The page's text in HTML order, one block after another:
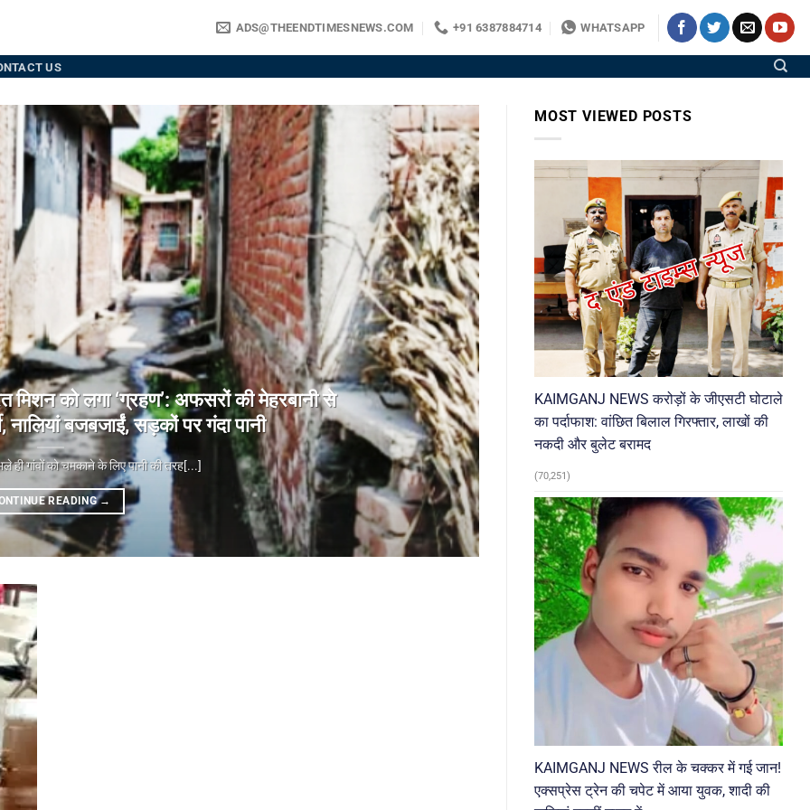
ADS@THEENDTIMESNEWS.COM +91 6387884714 WHATSAPP
US
को लगा ‘ग्रहण’: अफसरों की मेहरबानी से
नालियां बजबजाईं, सड़कों पर गंदा पानी
गांवों को चमकाने के लिए पानी की तरह[...]
READING→
MOST VIEWED POSTS
KAIMGANJ NEWS करोड़ों के जीएसटी घोटाले
का पर्दाफाश: वांछित बिलाल गिरफ्तार, लाखों की
नकदी और बुलेट बरामद
(70,251)
KAIMGANJ NEWS रील के चक्कर में गई जान!
एक्सप्रेस ट्रेन की चपेट में आया युवक, शादी की